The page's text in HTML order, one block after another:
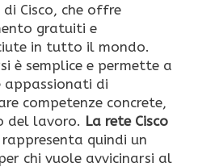
Cisco, che offre
gratuiti e
in tutto il mondo.
è semplice e permette a
di
competenze concrete,
del lavoro. La rete Cisco
quindi un
chi vuole avvicinarsi al